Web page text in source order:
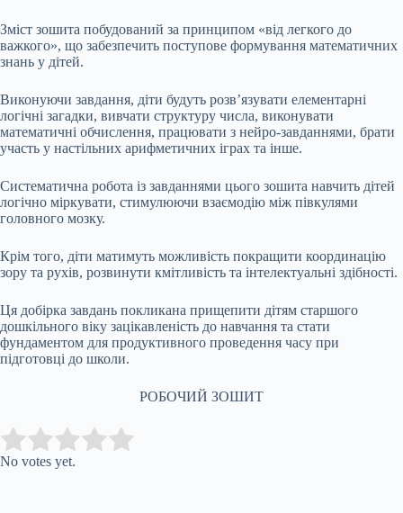
Зміст зошита побудований за принципом «від легкого до
важкого», що забезпечить поступове формування математичних
знань у дітей.
Виконуючи завдання, діти будуть розв’язувати елементарні
логічні загадки, вивчати структуру числа, виконувати
математичні обчислення, працювати з нейро-завданнями, брати
участь у настільних арифметичних іграх та інше.
Систематична робота із завданнями цього зошита навчить дітей
логічно міркувати, стимулюючи взаємодію між півкулями
головного мозку.
Крім того, діти матимуть можливість покращити координацію
зору та рухів, розвинути кмітливість та інтелектуальні здібності.
Ця добірка завдань покликана прищепити дітям старшого
дошкільного віку зацікавленість до навчання та стати
фундаментом для продуктивного проведення часу при
підготовці до школи.
РОБОЧИЙ ЗОШИТ
Rate this item:
No votes yet.